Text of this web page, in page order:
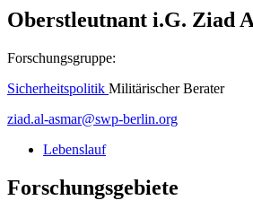
Oberstleutnant i.G. Ziad
Forschungsgruppe:
Sicherheitspolitik Militärischer Berater
ziad.al-asmar@swp-berlin.org
Lebenslauf
Forschungsgebiete